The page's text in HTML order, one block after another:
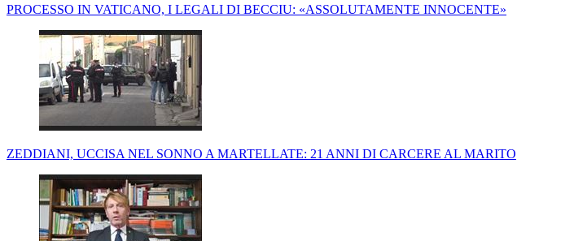
PROCESSO IN VATICANO, I LEGALI DI BECCIU: «ASSOLUTAMENTE INNOCENTE»
ZEDDIANI, UCCISA NEL SONNO A MARTELLATE: 21 ANNI DI CARCERE AL MARITO